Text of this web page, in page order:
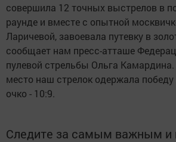
совершила 12 точных выстрелов в
раунде и вместе с опытной
Ларичевой, завоевала путевку в
сообщает нам пресс-атташе
пулевой стрельбы Ольга Камардина.
место наш стрелок одержала победу
очко - 10:9.
Следите за самым важным и